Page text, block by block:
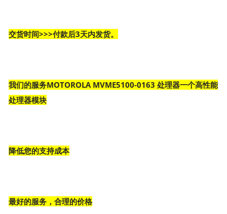
交货时间>>>付款后3天内发货。
我们的服务MOTOROLA MVME5100-0163 处理器一个高性能
处理器模块
降低您的支持成本
最好的服务，合理的价格